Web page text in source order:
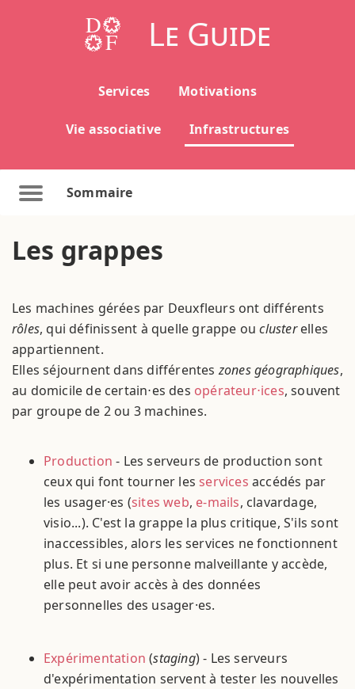
Le Guide
Services Motivations
Vie associative Infrastructures
Sommaire
Les grappes
Les machines gérées par Deuxfleurs ont différents
rôles, qui définissent à quelle grappe ouclusterelles
appartiennent.
Elles séjournent dans différenteszones géographiques,
au domicile de certain⋅es des opérateur⋅ices, souvent
par groupe de 2 ou 3 machines.
Production - Les serveurs de production sont
ceux qui font tourner lesservices accédés par
les usager·es (sites web, e-mails, clavardage,
visio...). C'est la grappe la plus critique, S'ils sont
inaccessibles, alors les services ne fonctionnent
plus. Et si une personne malveillante y accède,
elle peut avoir accès à des données
personnelles des usager·es.
Expérimentation (staging) - Les serveurs
d'expérimentation servent à tester les nouvelles